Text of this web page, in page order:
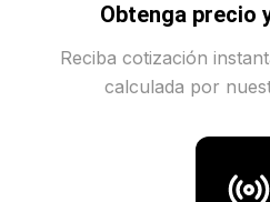
Obtenga precio
Reciba cotización
calculada por